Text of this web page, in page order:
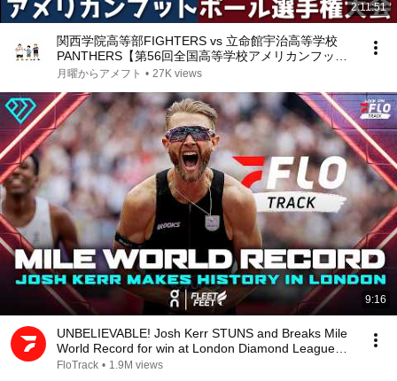
2:11:51
関西学院高等部FIGHTERS vs 立命館宇治高等学校
PANTHERS【第56回全国高等学校アメリカンフット
ボール選手権大会】
月曜からアメフト • 27K views
9:16
UNBELIEVABLE! Josh Kerr STUNS and Breaks Mile
World Record for win at London Diamond League
2026
FloTrack • 1.9M views